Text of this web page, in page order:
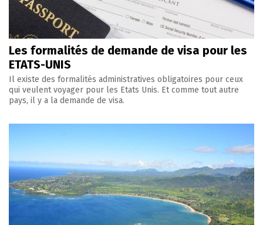
Les formalités de demande de visa pour les
ETATS-UNIS
Il existe des formalités administratives obligatoires pour ceux
qui veulent voyager pour les Etats Unis. Et comme tout autre
pays, il y a la demande de visa.